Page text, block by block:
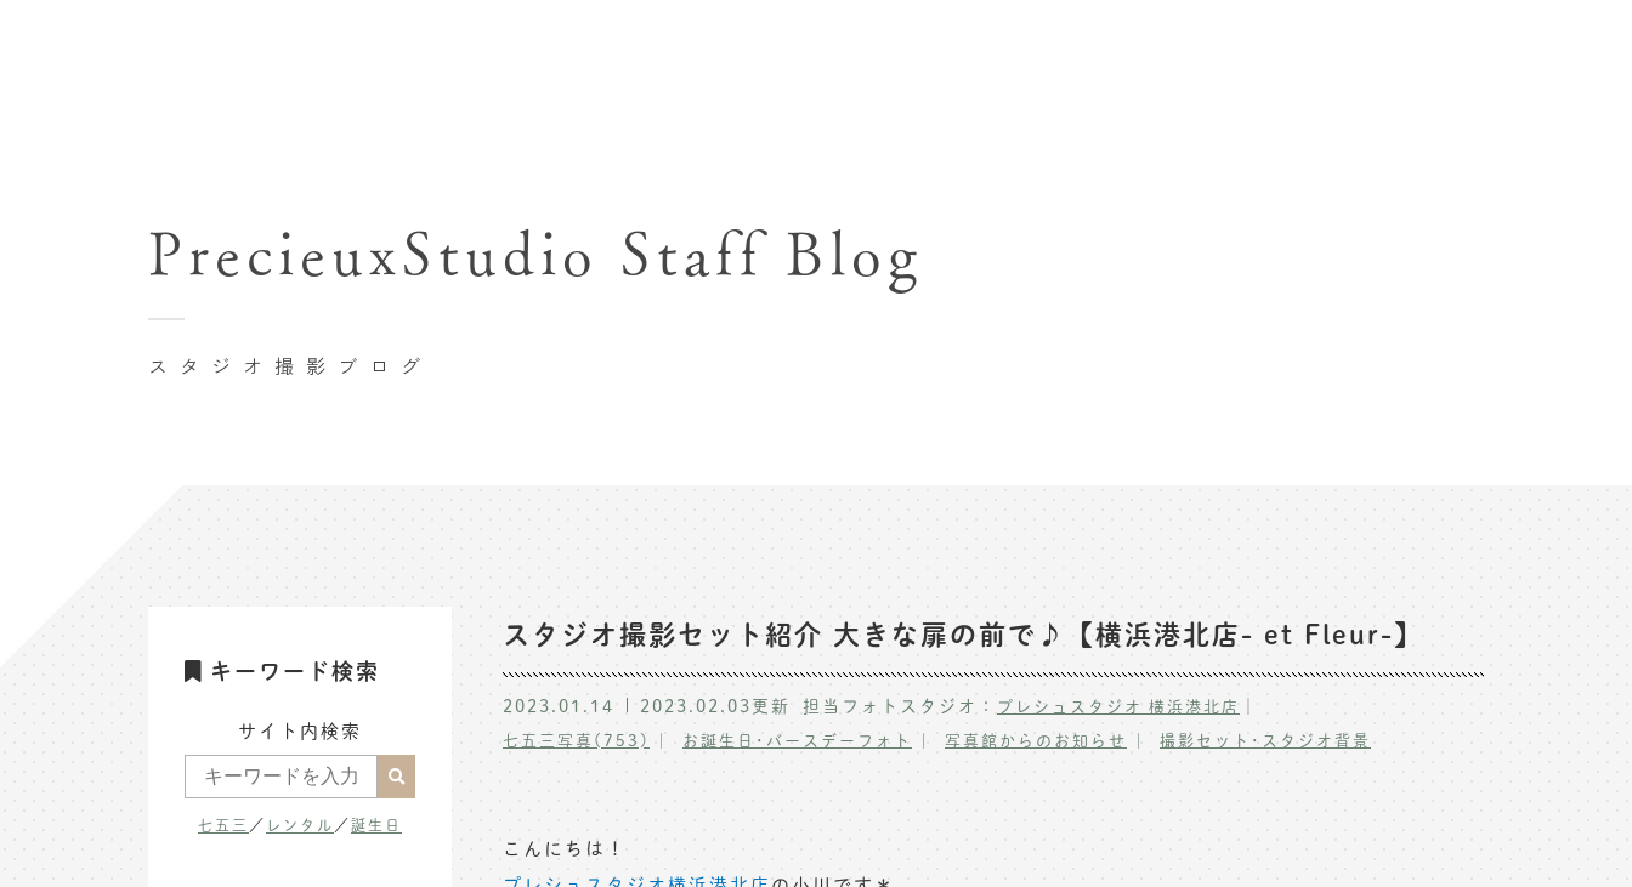
卒業袴･卒業写真撮影
入園入学･卒園卒業記念撮影
ハーフ成人式･10歳の祝い記念撮影
マタニティフォト撮影
自由が丘店
八王子店
横浜港北店 et Fleur
スタジオ撮影ブログ
PrecieuxStudio Staff Blog
スタジオ撮影セット紹介 大きな扉の前で♪【横浜港北店- et Fleur-】
2023.01.14 2023.02.03更新 担当フォトスタジオ： プレシュスタジオ 横浜港北店 ｜
七五三写真(753) お誕生日･バースデーフォト 写真館からのお知らせ 撮影セット･スタジオ背景
こんにちは！
キーワード検索
サイト内検索
七五三 ／ レンタル ／誕生日